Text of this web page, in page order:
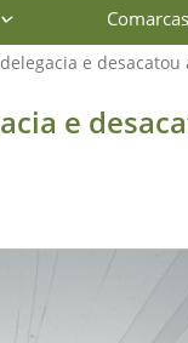
Comarcas
e
e